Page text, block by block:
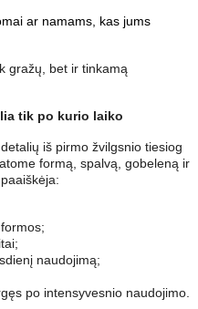
ar namams, kas jums
gražų, bet ir tinkamą
tik po kurio laiko
iš pirmo žvilgsnio tiesiog
formą, spalvą, gobeleną ir
naudojimą;
po intensyvesnio naudojimo.